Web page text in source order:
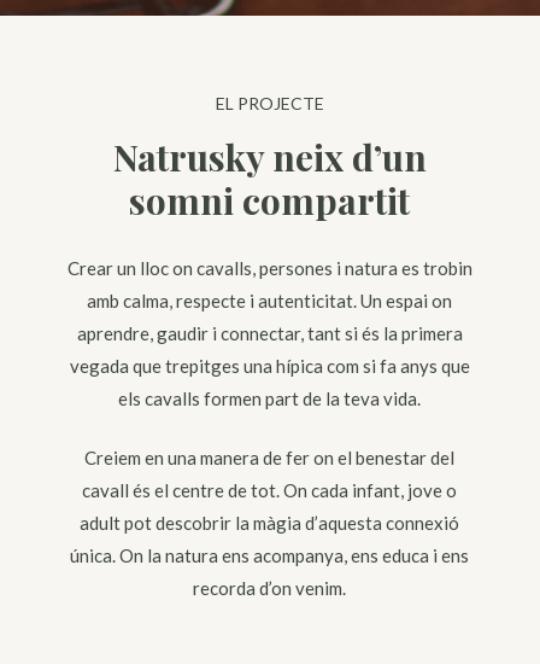
EL PROJECTE
Natrusky neix d’un
somni compartit
Crear un lloc on cavalls, persones i natura es trobin
amb calma, respecte i autenticitat. Un espai on
aprendre, gaudir i connectar, tant si és la primera
vegada que trepitges una hípica com si fa anys que
els cavalls formen part de la teva vida.
Creiem en una manera de fer on el benestar del
cavall és el centre de tot. On cada infant, jove o
adult pot descobrir la màgia d’aquesta connexió
única. On la natura ens acompanya, ens educa i ens
recorda d’on venim.